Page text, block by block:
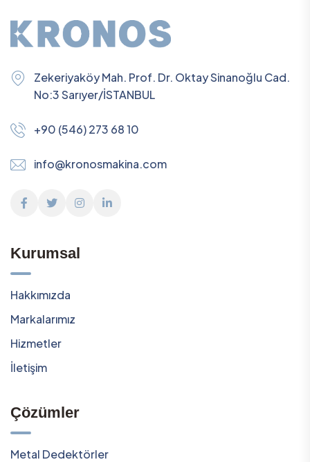
Zekeriyaköy Mah. Prof. Dr. Oktay Sinanoğlu Cad.
No:3 Sarıyer/İSTANBUL
+90 (546) 273 68 10
info@kronosmakina.com
Kurumsal
Hakkımızda
Markalarımız
Hizmetler
İletişim
Çözümler
Metal Dedektörler